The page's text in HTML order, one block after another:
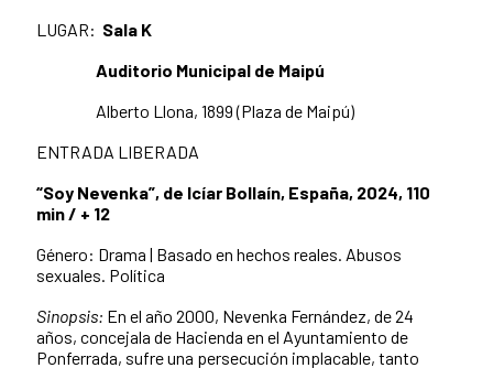
LUGAR: Sala K
Auditorio Municipal de Maipú
Alberto Llona, 1899 (Plaza de Maipú)
ENTRADA LIBERADA
“Soy Nevenka”, de Icíar Bollaín, España, 2024, 110
min / + 12
Género: Drama | Basado en hechos reales. Abusos
sexuales. Política
Sinopsis: En el año 2000, Nevenka Fernández, de 24
años, concejala de Hacienda en el Ayuntamiento de
Ponferrada, sufre una persecución implacable, tanto